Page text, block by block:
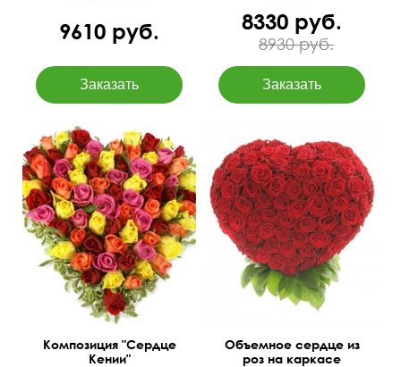
9610 руб. 8330 руб.
8930 руб.
15 см 20 см
Композиция "Сердце
Кении"
60 см 65 см
Объемное сердце из
роз на каркасе